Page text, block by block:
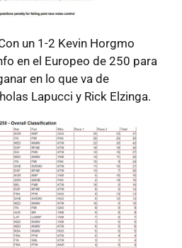
un 1-2 Kevin Horgmo
en el Europeo de 250 para
en lo que va de
Lapucci y Rick Elzinga.